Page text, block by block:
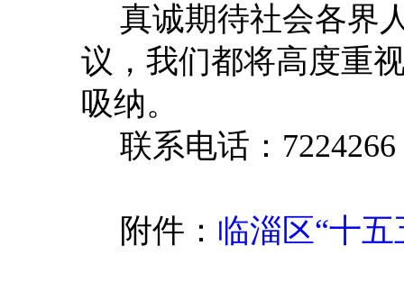
真诚期待社会各界
议，我们都将高度重
吸纳。
联系电话： 7224266
附件： 临淄区“十